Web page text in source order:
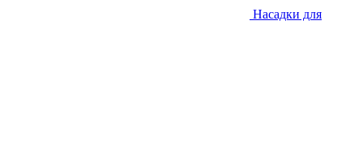
Насадки для